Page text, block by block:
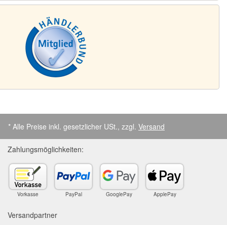
* Alle Preise inkl. gesetzlicher USt., zzgl. Versand
Zahlungsmöglichkeiten:
Vorkasse PayPal GooglePay ApplePay
Versandpartner